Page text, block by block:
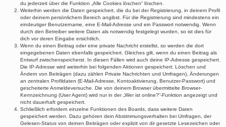
du jederzeit über die Funktion „Alle Cookies löschen“ löschen.
Weiterhin werden die Daten gespeichert, die du bei der Registrierung, in deinem Profil
oder deinem persönlichem Bereich angibst. Für die Registrierung sind mindestens ein
eindeutiger Benutzername, eine E-Mail-Adresse und ein Passwort notwendig. Wenn
durch den Betreiber weitere Daten als notwendig festgelegt wurden, so ist dies für
dich vor deren Eingabe ersichtlich.
Wenn du einen Beitrag oder eine private Nachricht erstellst, so werden die dort
eingegebenen Daten ebenfalls gespeichert. Gleiches gilt, wenn du einen Beitrag als
Entwurf zwischenspeicherst. In diesen Fällen wird auch deine IP-Adresse gespeichert.
Die IP-Adresse wird weiterhin bei folgenden Aktionen gespeichert: Löschen und
Ändern von Beiträgen (dazu zählen Private Nachrichten und Umfragen), Änderungen
an zentralen Profildaten (E-Mail-Adresse, Kontoaktivierung, Benutzer-Passwort) und
gescheiterte Anmeldeversuche. Die von deinem Browser übermittelte Browser-
Kennzeichnung (User Agent) wird nur in der „Wer ist online?“-Funktion angezeigt und
nicht dauerhaft gespeichert.
Schließlich erfordern einzelne Funktionen des Boards, dass weitere Daten
gespeichert werden. Dazu gehören dein Abstimmungsverhalten bei Umfragen, der
Gelesen-Status von deinen Beiträgen oder explizit von dir gesetzte Lesezeichen oder